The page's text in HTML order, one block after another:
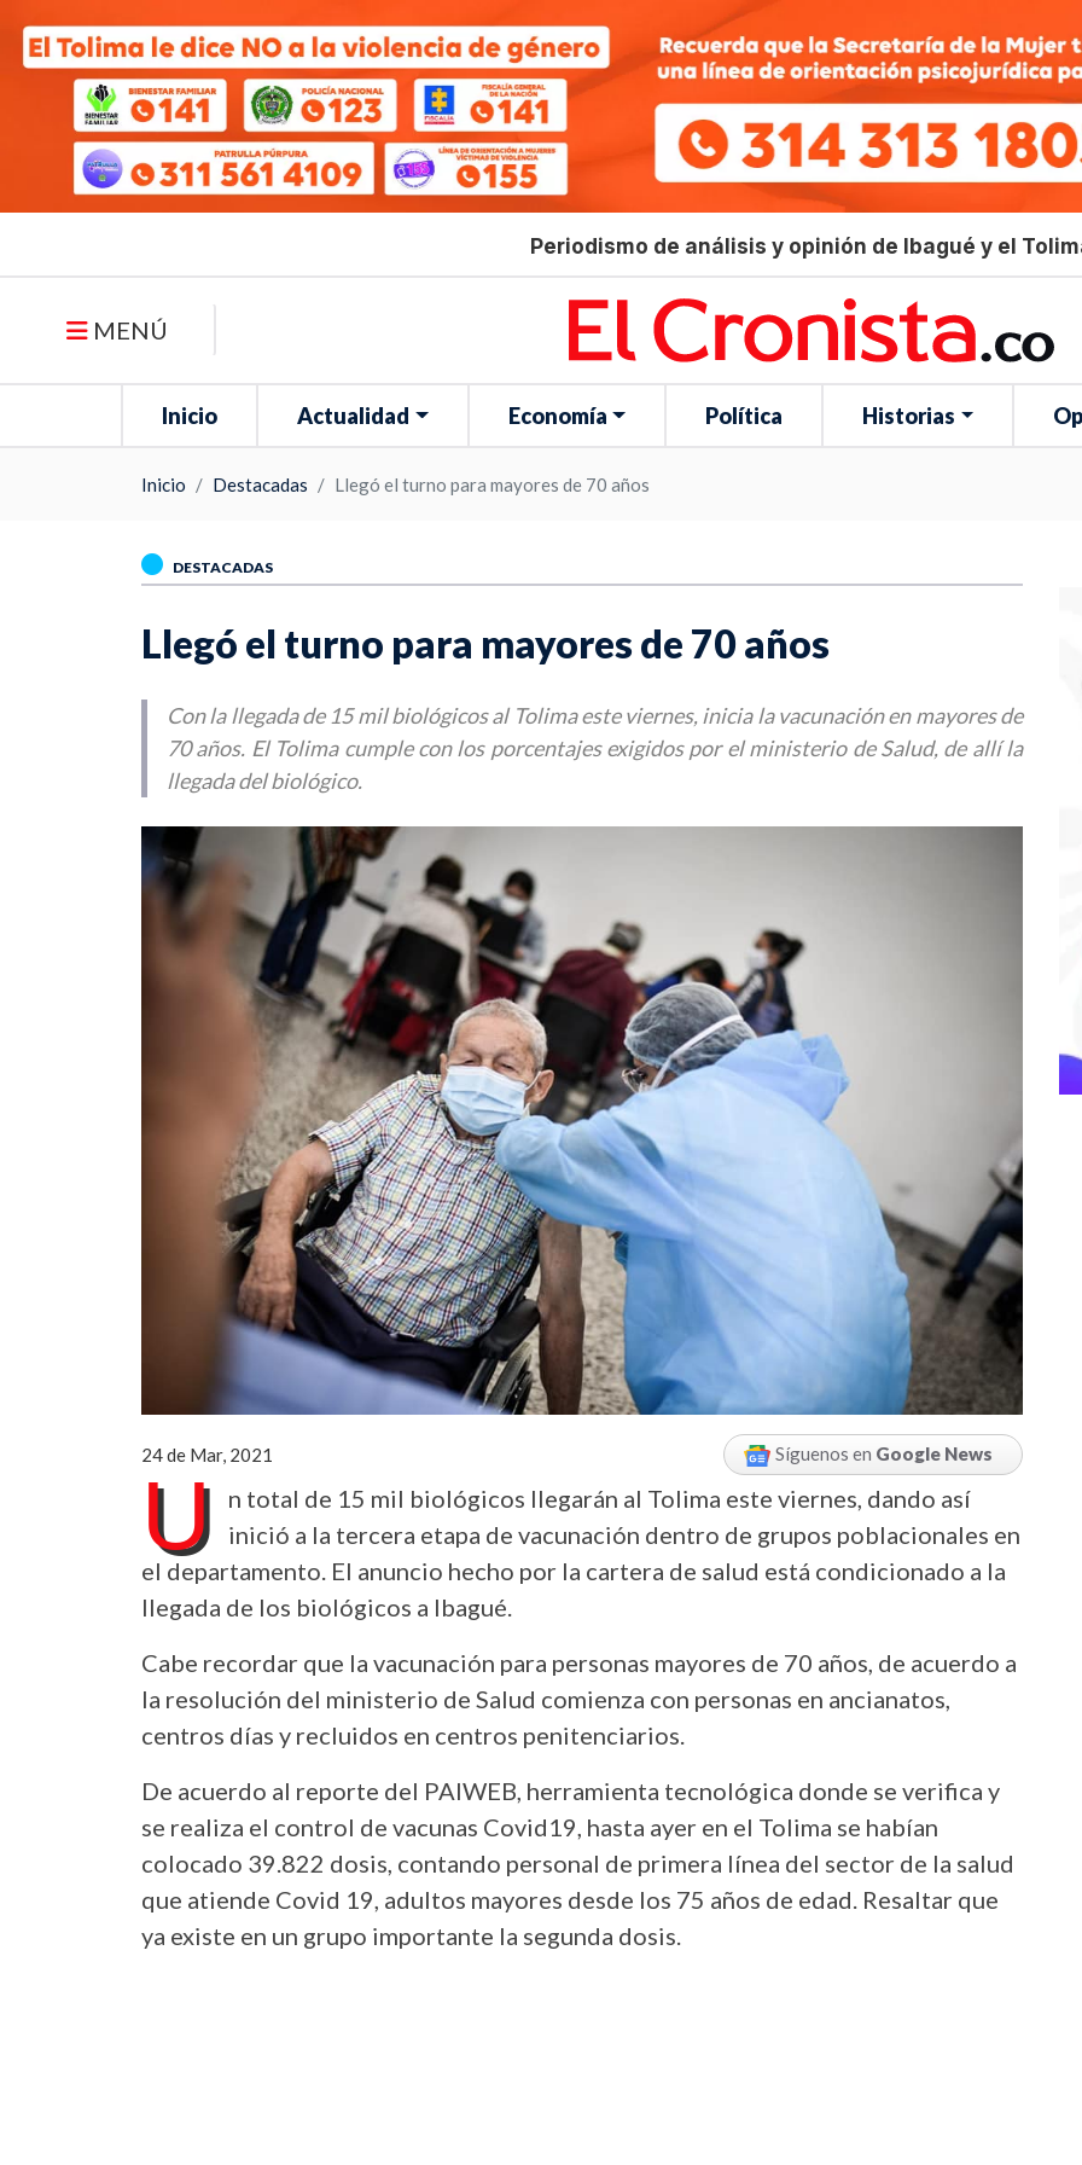
Periodismo de análisis y opinión de Ibagué y el
MENÚ
Inicio Actualidad Economía Política Historias
Inicio Destacadas Llegó el turno para mayores de 70 años
DESTACADAS
Llegó el turno para mayores de 70 años
Con la llegada de 15 mil biológicos al Tolima este viernes, inicia la vacunación en mayores de
70 años. El Tolima cumple con los porcentajes exigidos por el ministerio de Salud, de allí la
llegada del biológico.
24 de Mar, 2021 Síguenos en Google News
U
n total de 15 mil biológicos llegarán al Tolima este viernes, dando así
inició a la tercera etapa de vacunación dentro de grupos poblacionales en
el departamento. El anuncio hecho por la cartera de salud está condicionado a la
llegada de los biológicos a Ibagué.
Cabe recordar que la vacunación para personas mayores de 70 años, de acuerdo a
la resolución del ministerio de Salud comienza con personas en ancianatos,
centros días y recluidos en centros penitenciarios.
De acuerdo al reporte del PAIWEB, herramienta tecnológica donde se verifica y
se realiza el control de vacunas Covid19, hasta ayer en el Tolima se habían
colocado 39.822 dosis, contando personal de primera línea del sector de la salud
que atiende Covid 19, adultos mayores desde los 75 años de edad. Resaltar que
ya existe en un grupo importante la segunda dosis.